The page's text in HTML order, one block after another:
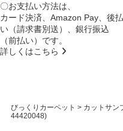
〇お支払い方法は、
カード決済、Amazon Pay、後払
い（請求書別送）、銀行振込
（前払い）です。
詳しくはこちら
びっくりカーペット > カットサン
44420048)